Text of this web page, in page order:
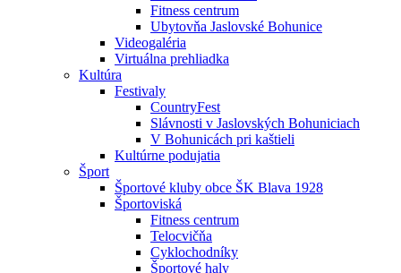
Fitness centrum
Ubytovňa Jaslovské Bohunice
Videogaléria
Virtuálna prehliadka
Kultúra
Festivaly
CountryFest
Slávnosti v Jaslovských Bohuniciach
V Bohunicách pri kaštieli
Kultúrne podujatia
Šport
Športové kluby obce ŠK Blava 1928
Športoviská
Fitness centrum
Telocvičňa
Cyklochodníky
Športové haly